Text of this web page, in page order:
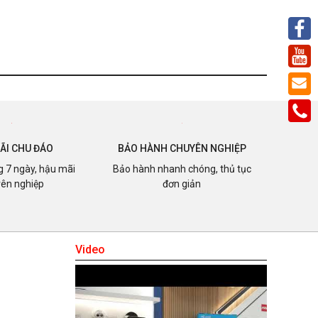
trình & cảnh báo tiền va chạm đã được UTOUR xuất
Chẳng hạn như Hoa Kỳ, Anh, Pháp, Nhật Bản, Brazil,
phẩm vô cùng nghiêm ngặt.
CHU ĐÁO
7 ngày, hậu mãi
nghiệp
BẢO HÀNH CHUYÊN NGHIỆP
Bảo hành nhanh chóng, thủ tục
đơn giản
Video